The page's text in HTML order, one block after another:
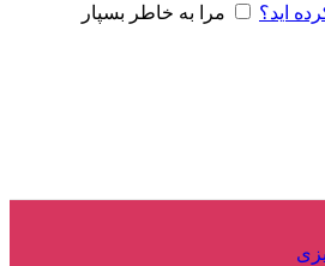
اید؟ مرا به خاطر بسپار